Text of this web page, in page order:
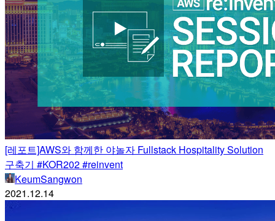
[레포트]AWS와 함께한 야놀자 Fullstack Hospitality Solution
구축기 #KOR202 #reinvent
KeumSangwon
2021.12.14